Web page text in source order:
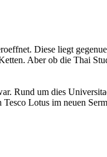
Diese liegt
Aber ob die Thai
Rund um dies
Lotus im neuen